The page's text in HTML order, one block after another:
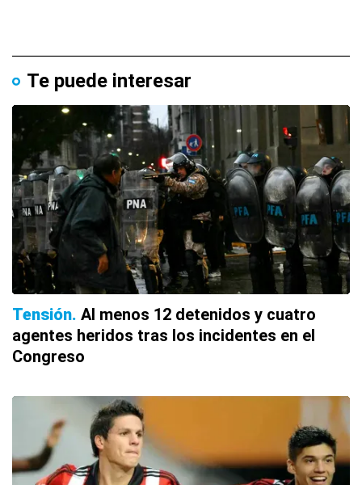
Te puede interesar
Tensión Al menos 12 detenidos y cuatro
agentes heridos tras los incidentes en el
Congreso